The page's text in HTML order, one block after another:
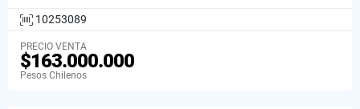
10253089
PRECIO VENTA
$163.000.000
Pesos Chilenos